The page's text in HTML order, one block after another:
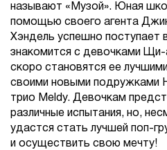
называют «Музой». Юная
помощью своего агента
Хэндель успешно поступает
знакомится с девочками
скоро становятся ее
своими новыми подружками
трио Meldy. Девочкам
различные испытания, но,
удастся стать лучшей поп-
и осуществить свою мечту!